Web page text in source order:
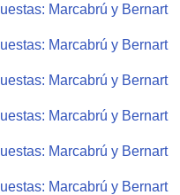
Marcabrú y Bernart
Marcabrú y Bernart
Marcabrú y Bernart
Marcabrú y Bernart
Marcabrú y Bernart
Marcabrú y Bernart